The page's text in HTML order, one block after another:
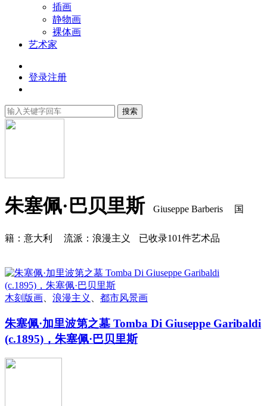
插画
静物画
裸体画
艺术家
登录注册
搜索
朱塞佩·巴贝里斯 Giuseppe Barberis 国
籍：意大利 流派：浪漫主义 已收录101件艺术品
木刻版画 浪漫主义 都市风景画
朱塞佩·加里波第之墓 Tomba Di Giuseppe Garibaldi
(c.1895)，朱塞佩·巴贝里斯